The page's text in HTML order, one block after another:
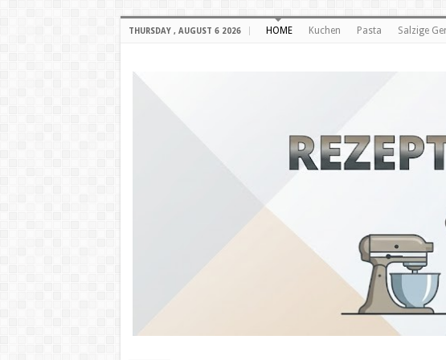
THURSDAY , AUGUST 6 2026 HOME Kuchen Pasta Salzige